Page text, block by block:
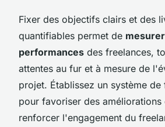
Fixer des objectifs clairs et des
quantifiables permet de
performances des freelances,
attentes au fur et à mesure de
projet. Établissez un système
pour favoriser des améliorations
renforcer l'engagement du